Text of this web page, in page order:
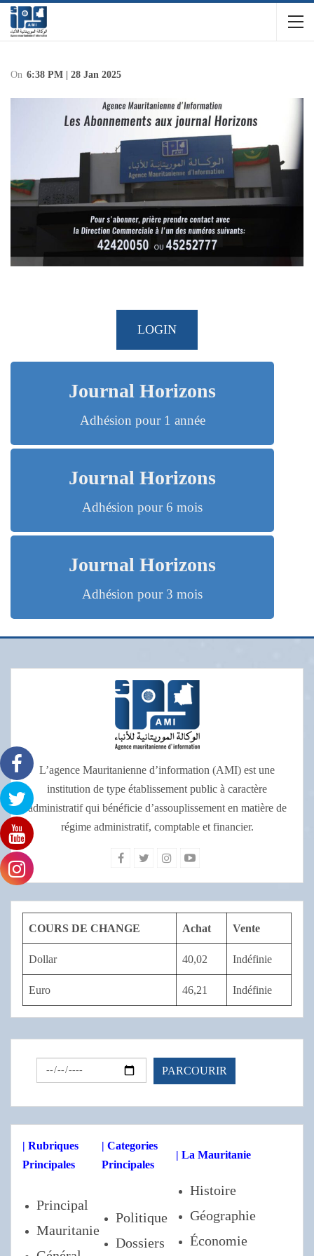
On 6:38 PM | 28 Jan 2025
LOGIN
Journal Horizons
Adhésion pour 1 année
Journal Horizons
Adhésion pour 6 mois
Journal Horizons
Adhésion pour 3 mois
L’agence Mauritanienne d’information (AMI) est une
institution de type établissement public à caractère
administratif qui bénéficie d’assouplissement en matière de
régime administratif, comptable et financier.
COURS DE CHANGE Achat Vente
Dollar 40,02 Indéfinie
Euro 46,21 Indéfinie
| Rubriques
Principales
| Categories
Principales
| La Mauritanie
Principal
Mauritanie
Politique
Dossiers
Histoire
Géographie
Économie